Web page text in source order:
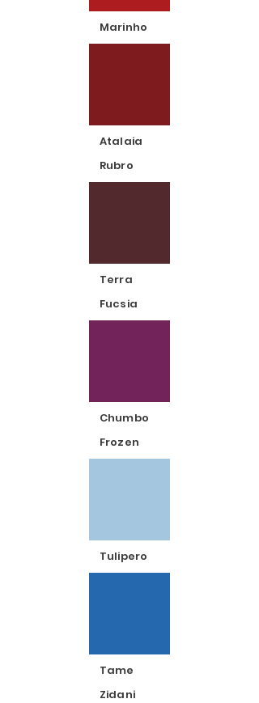
Marinho
Atalaia
Rubro
Terra
Fucsia
Chumbo
Frozen
Tulipero
Tame
Zidani